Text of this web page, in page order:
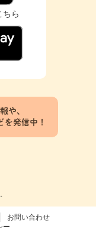
ちら
や、
を発信中！
お問い合わせ